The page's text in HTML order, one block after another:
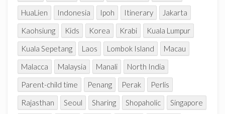
HuaLien
Indonesia Ipoh Itinerary
Jakarta
Kaohsiung
Kids Korea Krabi
Kuala Lumpur
Kuala Sepetang
Laos Lombok Island
Macau
Malacca
Malaysia Manali
North India
Parent-child time
Penang Perak
Perlis
Rajasthan
Seoul Sharing Shopaholic Singapore